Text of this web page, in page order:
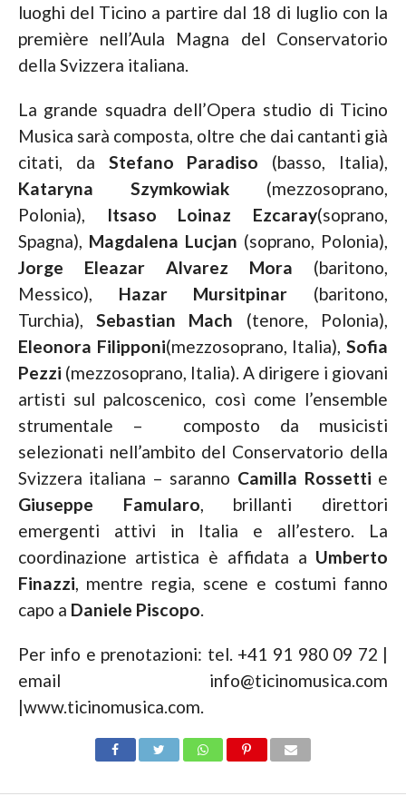
luoghi del Ticino a partire dal 18 di luglio con la
première nell’Aula Magna del Conservatorio
della Svizzera italiana.
La grande squadra dell’Opera studio di Ticino
Musica sarà composta, oltre che dai cantanti già
citati, da Stefano Paradiso (basso, Italia),
Kataryna Szymkowiak(mezzosoprano,
Polonia),
Itsaso Loinaz Ezcaray(soprano,
Spagna), Magdalena Lucjan (soprano, Polonia),
Jorge Eleazar Alvarez
Mora (baritono,
Messico), Hazar Mursitpinar (baritono,
Turchia), Sebastian Mach (tenore, Polonia),
Eleonora Filipponi(mezzosoprano, Italia), Sofia
Pezzi (mezzosoprano, Italia). A dirigere i giovani
artisti sul palcoscenico, così come l’ensemble
strumentale – composto da musicisti
selezionati nell’ambito del Conservatorio della
Svizzera italiana – saranno Camilla Rossetti e
Giuseppe Famularo , brillanti direttori
emergenti attivi in Italia e all’estero. La
coordinazione artistica è affidata a Umberto
Finazzi , mentre regia, scene e costumi fanno
capo a Daniele Piscopo
Per info e prenotazioni: tel. +41 91 980 09 72 |
email info@ticinomusica.com
|www.ticinomusica.com.